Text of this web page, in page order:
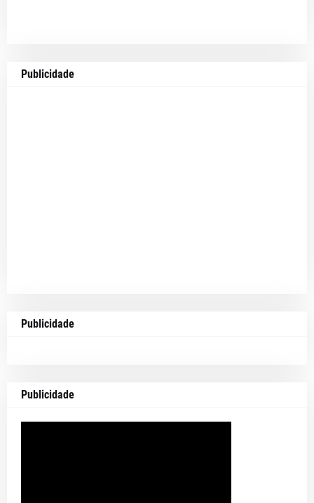
Publicidade
Publicidade
Publicidade